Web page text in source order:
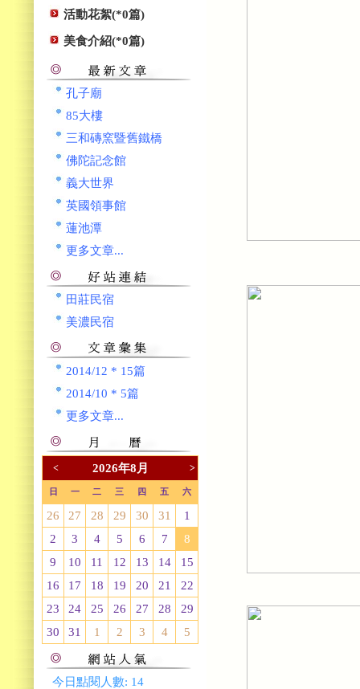
活動花絮(*0篇)
美食介紹(*0篇)
孔子廟
85大樓
三和磚窯暨舊鐵橋
佛陀記念館
義大世界
英國領事館
蓮池潭
更多文章...
田莊民宿
美濃民宿
2014/12 * 15篇
2014/10 * 5篇
更多文章...
< 2026年8月 >
日 一 二 三 四 五 六
26 27 28 29 30 31
1
2
3 4 5 6 7
8
9
10 11 12 13 14
15
16
17 18 19 20 21
22
23
24 25 26 27 28
29
30
31 1 2 3 4 5
今日點閱人數: 14